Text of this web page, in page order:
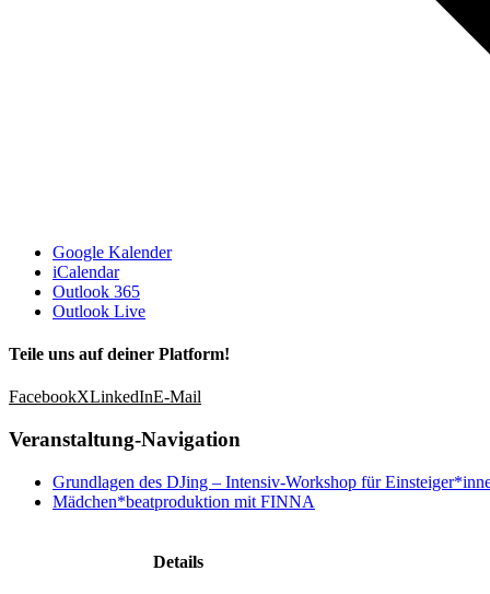
Google Kalender
iCalendar
Outlook 365
Outlook Live
Teile uns auf deiner Platform!
FacebookXLinkedInE-Mail
Veranstaltung-Navigation
Grundlagen des DJing – Intensiv-Workshop für
Mädchen*beatproduktion mit FINNA
Details